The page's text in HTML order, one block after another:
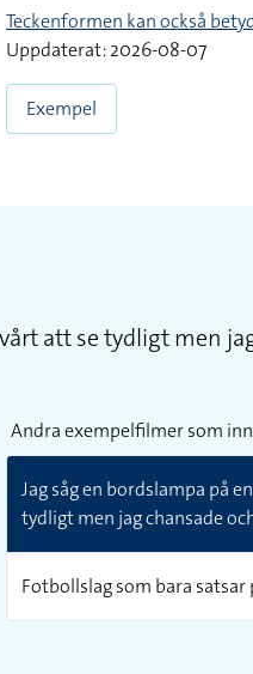
Teckenformen kan också
Uppdaterat: 2026-08-07
Exempel
att se tydligt men
Andra exempelfilmer som
Jag såg en bordslampa på
tydligt men jag chansade
Fotbollslag som bara